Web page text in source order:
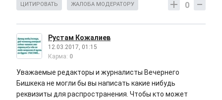
0
ЦИТИРОВАТЬ ЖАЛОБА МОДЕРАТОРУ
Рустам Кожалиев
12.03.2017, 01:15
Карма: 0
Уважаемые редакторы и журналисты Вечернего
Бишкека не могли бы вы написать какие нибудь
реквизиты для распространения. Чтобы кто может